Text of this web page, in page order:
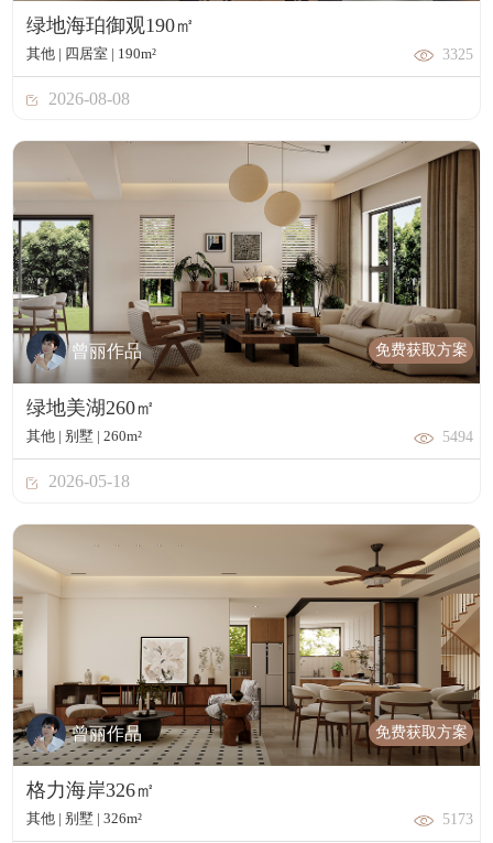
绿地海珀御观190㎡
其他 | 四居室 | 190m² 3325
2026-08-08
曾丽作品 免费获取方案
绿地美湖260㎡
其他 | 别墅 | 260m² 5494
2026-05-18
曾丽作品 免费获取方案
格力海岸326㎡
其他 | 别墅 | 326m² 5173